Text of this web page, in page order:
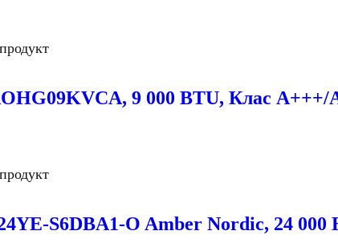
9 000 BTU, Клас А+++/
S6DBA1-O Amber Nordic, 24 000